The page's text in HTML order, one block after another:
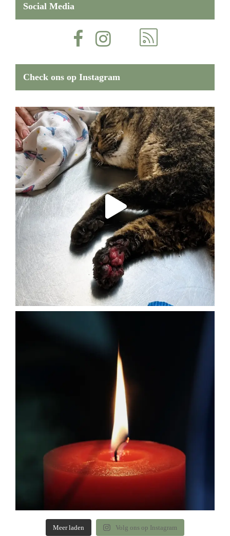
Social Media
Check ons op Instagram
Meer laden Volg ons op Instagram